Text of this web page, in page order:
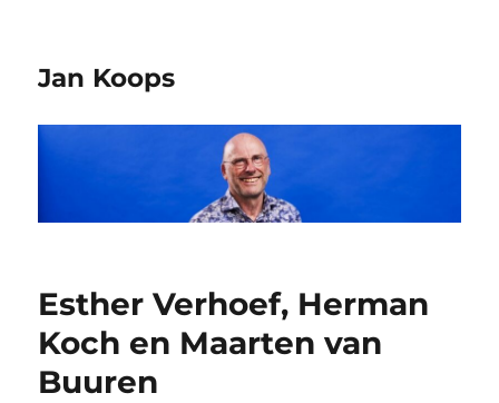
Jan Koops
Esther Verhoef, Herman
Koch en Maarten van
Buuren